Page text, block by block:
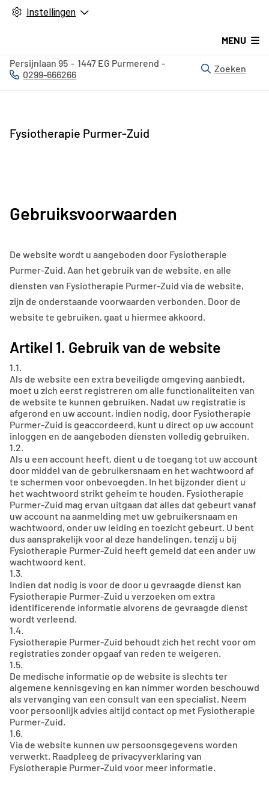
Instellingen
Fysiotherapie Purmer-Zuid
MENU
Persijnlaan 95 1447 EG Purmerend
Tel:
0299-666266
Zoeken
Gebruiksvoorwaarden
De website wordt u aangeboden door Fysiotherapie
Purmer-Zuid. Aan het gebruik van de website, en alle
diensten van Fysiotherapie Purmer-Zuid via de website,
zijn de onderstaande voorwaarden verbonden. Door de
website te gebruiken, gaat u hiermee akkoord.
Artikel 1. Gebruik van de website
1.1.
Als de website een extra beveiligde omgeving aanbiedt,
moet u zich eerst registreren om alle functionaliteiten van
de website te kunnen gebruiken. Nadat uw registratie is
afgerond en uw account, indien nodig, door Fysiotherapie
Purmer-Zuid is geaccordeerd, kunt u direct op uw account
inloggen en de aangeboden diensten volledig gebruiken.
1.2.
Als u een account heeft, dient u de toegang tot uw account
door middel van de gebruikersnaam en het wachtwoord af
te schermen voor onbevoegden. In het bijzonder dient u
het wachtwoord strikt geheim te houden. Fysiotherapie
Purmer-Zuid mag ervan uitgaan dat alles dat gebeurt vanaf
uw account na aanmelding met uw gebruikersnaam en
wachtwoord, onder uw leiding en toezicht gebeurt. U bent
dus aansprakelijk voor al deze handelingen, tenzij u bij
Fysiotherapie Purmer-Zuid heeft gemeld dat een ander uw
wachtwoord kent.
1.3.
Indien dat nodig is voor de door u gevraagde dienst kan
Fysiotherapie Purmer-Zuid u verzoeken om extra
identificerende informatie alvorens de gevraagde dienst
wordt verleend.
1.4.
Fysiotherapie Purmer-Zuid behoudt zich het recht voor om
registraties zonder opgaaf van reden te weigeren.
1.5.
De medische informatie op de website is slechts ter
algemene kennisgeving en kan nimmer worden beschouwd
als vervanging van een consult van een specialist. Neem
voor persoonlijk advies altijd contact op met Fysiotherapie
Purmer-Zuid.
1.6.
Via de website kunnen uw persoonsgegevens worden
verwerkt. Raadpleeg de privacyverklaring van
Fysiotherapie Purmer-Zuid voor meer informatie.